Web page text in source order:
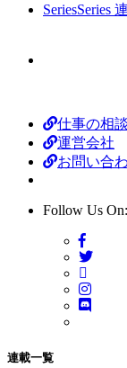
SeriesSeries
仕事の相談
運営会社
お問い合
Follow Us On:
連載一覧